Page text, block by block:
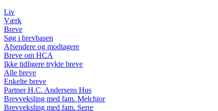
Liv
Værk
Breve
Søg i brevbasen
Afsendere og modtagere
Breve om HCA
Ikke tidligere trykte breve
Alle breve
Enkelte breve
Partner H.C. Andersens Hus
Brevveksling med fam. Melchior
Brevveksling med fam. Serre